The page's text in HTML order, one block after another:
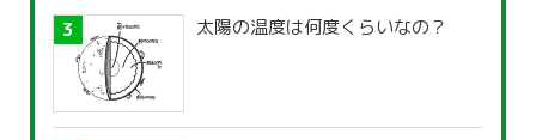
太陽の温度は何度くらいなの？